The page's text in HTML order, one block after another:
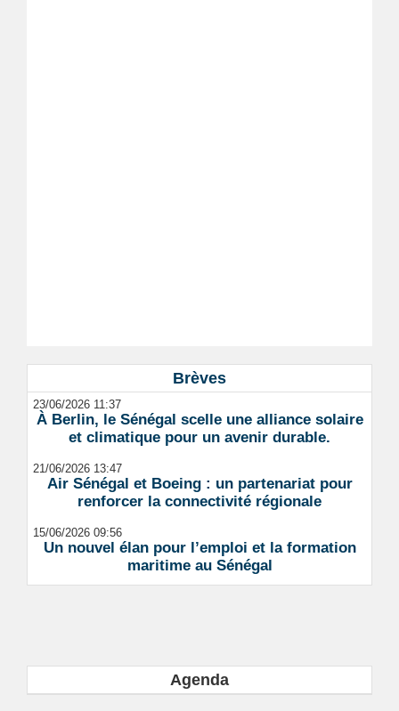
Brèves
23/06/2026 11:37
À Berlin, le Sénégal scelle une alliance solaire
et climatique pour un avenir durable.
21/06/2026 13:47
Air Sénégal et Boeing : un partenariat pour
renforcer la connectivité régionale
15/06/2026 09:56
Un nouvel élan pour l’emploi et la formation
maritime au Sénégal
Agenda